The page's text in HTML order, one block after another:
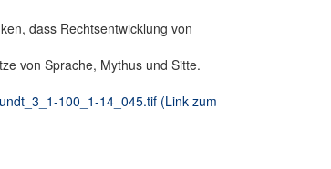
dass Rechtsentwicklung von
von Sprache, Mythus und Sitte.
100_1-14_045.tif (Link zum